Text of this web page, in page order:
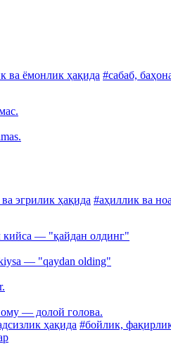
ва ёмонлик ҳақида #сабаб,
эгрилик ҳақида #аҳиллик ва
кийса — "қайдан олдинг"
— "qaydan olding"
— долой голова.
ҳақида #бойлик,